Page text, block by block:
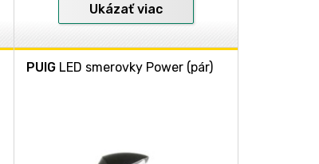
Ukázať viac
PUIGLED smerovky Power (pár)